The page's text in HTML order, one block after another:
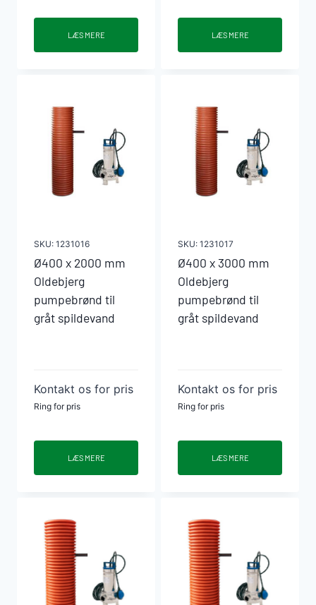
LÆS MERE LÆS MERE
SKU: 1231016
Ø400 x 2000 mm
Oldebjerg
pumpebrønd til
gråt spildevand
Kontakt os for pris
Ring for pris
LÆS MERE
SKU: 1231017
Ø400 x 3000 mm
Oldebjerg
pumpebrønd til
gråt spildevand
Kontakt os for pris
Ring for pris
LÆS MERE